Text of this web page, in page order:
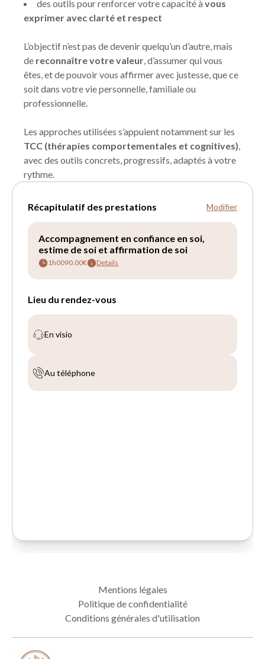
des outils pour renforcer votre capacité à vous
exprimer avec clarté et respect
L’objectif n’est pas de devenir quelqu’un d’autre, mais
de reconnaître votre valeur, d’assumer qui vous
êtes, et de pouvoir vous affirmer avec justesse, que ce
soit dans votre vie personnelle, familiale ou
professionnelle.
Les approches utilisées s’appuient notamment sur les
TCC (thérapies comportementales et cognitives),
avec des outils concrets, progressifs, adaptés à votre
rythme.
Mentions légales
Politique de confidentialité
Conditions générales d'utilisation